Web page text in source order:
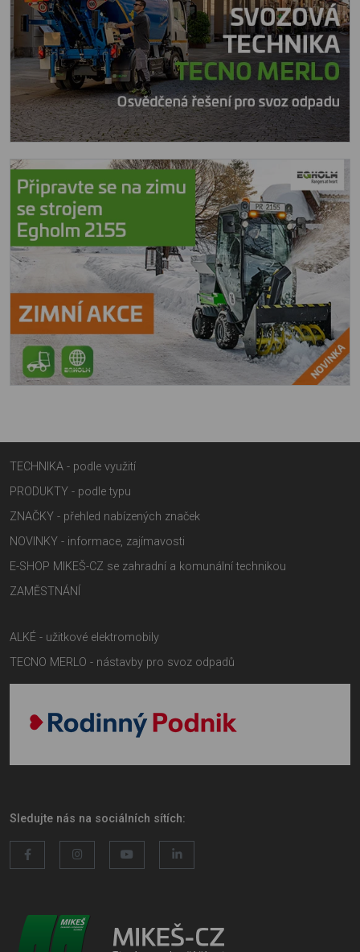
TECHNIKA - podle využití
PRODUKTY - podle typu
ZNAČKY - přehled nabízených značek
NOVINKY - informace, zajímavosti
E-SHOP MIKEŠ-CZ se zahradní a komunální technikou
ZAMĚSTNÁNÍ
ALKÉ - užitkové elektromobily
TECNO MERLO - nástavby pro svoz odpadů
Sledujte nás na sociálních sítích: